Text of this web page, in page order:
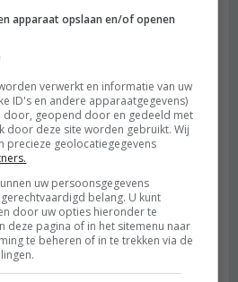
apparaat opslaan en/of openen
verwerkt en informatie van uw
ID's en andere apparaatgegevens)
door, geopend door en gedeeld met
door deze site worden gebruikt. Wij
precieze geolocatiegegevens
uw persoonsgegevens
belang. U kunt
door uw opties hieronder te
deze pagina of in het sitemenu naar
te beheren of in te trekken via de